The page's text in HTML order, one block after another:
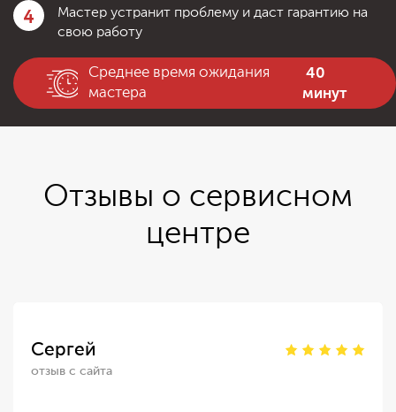
4
Мастер устранит проблему и даст гарантию на
свою работу
Среднее время ожидания
мастера
40
минут
Отзывы о сервисном
центре
Сергей
отзыв с сайта